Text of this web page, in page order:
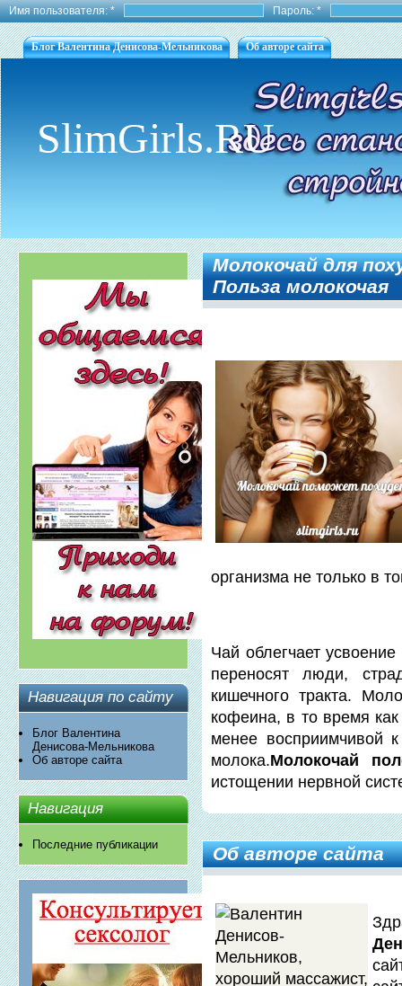
Имя пользователя:* Пароль:*
Блог Валентина Денисова-Мельникова Об авторе сайта
SlimGirls.RU
Навигация по сайту
Блог Валентина
Денисова-Мельникова
Об авторе сайта
Навигация
Последние публикации
Молокочай для
Польза молокочая
организма не только в
Чай облегчает
переносят люди,
кишечного тракта.
кофеина, в то время
менее восприимчивой
молока.Молокочай
истощении нервной
Об авторе сайта